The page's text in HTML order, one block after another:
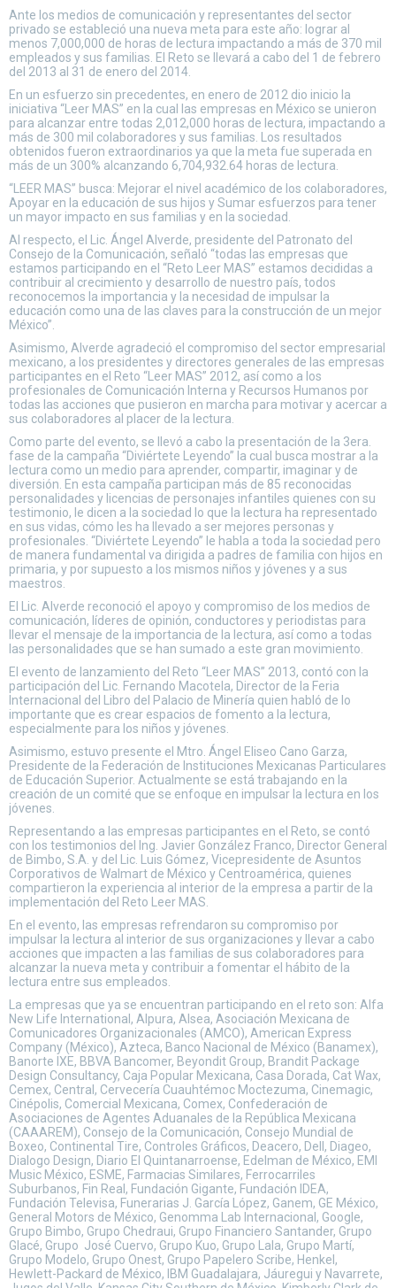
Ante los medios de comunicación y representantes del sector
privado se estableció una nueva meta para este año: lograr al
menos 7,000,000 de horas de lectura impactando a más de 370 mil
empleados y sus familias. El Reto se llevará a cabo del 1 de febrero
del 2013 al 31 de enero del 2014.
En un esfuerzo sin precedentes, en enero de 2012 dio inicio la
iniciativa “Leer MAS” en la cual las empresas en México se unieron
para alcanzar entre todas 2,012,000 horas de lectura, impactando a
más de 300 mil colaboradores y sus familias. Los resultados
obtenidos fueron extraordinarios ya que la meta fue superada en
más de un 300% alcanzando 6,704,932.64 horas de lectura.
“LEER MAS” busca: Mejorar el nivel académico de los colaboradores,
Apoyar en la educación de sus hijos y Sumar esfuerzos para tener
un mayor impacto en sus familias y en la sociedad.
Al respecto, el Lic. Ángel Alverde, presidente del Patronato del
Consejo de la Comunicación, señaló “todas las empresas que
estamos participando en el “Reto Leer MAS” estamos decididas a
contribuir al crecimiento y desarrollo de nuestro país, todos
reconocemos la importancia y la necesidad de impulsar la
educación como una de las claves para la construcción de un mejor
México”.
Asimismo, Alverde agradeció el compromiso del sector empresarial
mexicano, a los presidentes y directores generales de las empresas
participantes en el Reto “Leer MAS” 2012, así como a los
profesionales de Comunicación Interna y Recursos Humanos por
todas las acciones que pusieron en marcha para motivar y acercar a
sus colaboradores al placer de la lectura.
Como parte del evento, se llevó a cabo la presentación de la 3era.
fase de la campaña “Diviértete Leyendo” la cual busca mostrar a la
lectura como un medio para aprender, compartir, imaginar y de
diversión. En esta campaña participan más de 85 reconocidas
personalidades y licencias de personajes infantiles quienes con su
testimonio, le dicen a la sociedad lo que la lectura ha representado
en sus vidas, cómo les ha llevado a ser mejores personas y
profesionales. “Diviértete Leyendo” le habla a toda la sociedad pero
de manera fundamental va dirigida a padres de familia con hijos en
primaria, y por supuesto a los mismos niños y jóvenes y a sus
maestros.
El Lic. Alverde reconoció el apoyo y compromiso de los medios de
comunicación, líderes de opinión, conductores y periodistas para
llevar el mensaje de la importancia de la lectura, así como a todas
las personalidades que se han sumado a este gran movimiento.
El evento de lanzamiento del Reto “Leer MAS” 2013, contó con la
participación del Lic. Fernando Macotela, Director de la Feria
Internacional del Libro del Palacio de Minería quien habló de lo
importante que es crear espacios de fomento a la lectura,
especialmente para los niños y jóvenes.
Asimismo, estuvo presente el Mtro. Ángel Eliseo Cano Garza,
Presidente de la Federación de Instituciones Mexicanas Particulares
de Educación Superior. Actualmente se está trabajando en la
creación de un comité que se enfoque en impulsar la lectura en los
jóvenes.
Representando a las empresas participantes en el Reto, se contó
con los testimonios del Ing. Javier González Franco, Director General
de Bimbo, S.A. y del Lic. Luis Gómez, Vicepresidente de Asuntos
Corporativos de Walmart de México y Centroamérica, quienes
compartieron la experiencia al interior de la empresa a partir de la
implementación del Reto Leer MAS.
En el evento, las empresas refrendaron su compromiso por
impulsar la lectura al interior de sus organizaciones y llevar a cabo
acciones que impacten a las familias de sus colaboradores para
alcanzar la nueva meta y contribuir a fomentar el hábito de la
lectura entre sus empleados.
La empresas que ya se encuentran participando en el reto son: Alfa
New Life International, Alpura, Alsea, Asociación Mexicana de
Comunicadores Organizacionales (AMCO), American Express
Company (México), Azteca, Banco Nacional de México (Banamex),
Banorte IXE, BBVA Bancomer, Beyondit Group, Brandit Package
Design Consultancy, Caja Popular Mexicana, Casa Dorada, Cat Wax,
Cemex, Central, Cervecería Cuauhtémoc Moctezuma, Cinemagic,
Cinépolis, Comercial Mexicana, Comex, Confederación de
Asociaciones de Agentes Aduanales de la República Mexicana
(CAAAREM), Consejo de la Comunicación, Consejo Mundial de
Boxeo, Continental Tire, Controles Gráficos, Deacero, Dell, Diageo,
Dialogo Design, Diario El Quintanarroense, Edelman de México, EMI
Music México, ESME, Farmacias Similares, Ferrocarriles
Suburbanos, Fin Real, Fundación Gigante, Fundación IDEA,
Fundación Televisa, Funerarias J. García López, Ganem, GE México,
General Motors de México, Genomma Lab Internacional, Google,
Grupo Bimbo, Grupo Chedraui, Grupo Financiero Santander, Grupo
Glacé, Grupo José Cuervo, Grupo Kuo, Grupo Lala, Grupo Martí,
Grupo Modelo, Grupo Onest, Grupo Papelero Scribe, Henkel,
Hewlett-Packard de México, IBM Guadalajara, Jáuregui y Navarrete,